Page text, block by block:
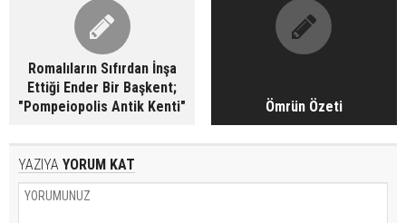
Romalıların Sıfırdan İnşa
Ettiği Ender Bir Başkent;
"Pompeiopolis Antik Kenti"
Ömrün Özeti
YAZIYA YORUM KAT